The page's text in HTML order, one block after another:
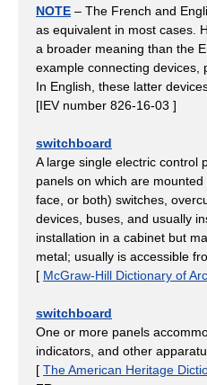
NOTE – The French and
as equivalent in most cases.
a broader meaning than the
example connecting devices,
In English, these latter
[IEV number 826-16-03 ]
switchboard
A large single electric control
panels on which are
face, or both) switches,
devices, buses, and usually
installation in a cabinet but
metal; usually is accessible
[ McGraw-Hill Dictionary of
switchboard
One or more panels
indicators, and other
[ The American Heritage